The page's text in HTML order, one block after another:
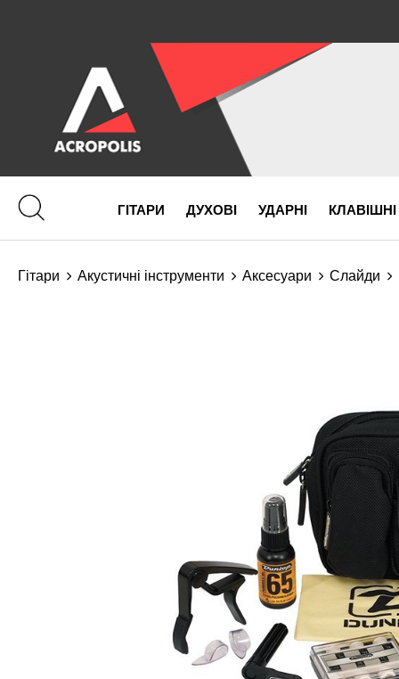
ГІТАРИ ДУХОВІ УДАРНІ КЛАВІШНІ
Гітари Акустичні інструменти Аксесуари Слайди